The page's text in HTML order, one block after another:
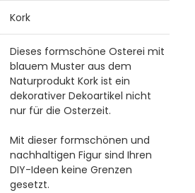
Kork
Dieses formschöne Osterei mit
blauem Muster aus dem
Naturprodukt Kork ist ein
dekorativer Dekoartikel nicht
nur für die Osterzeit.
Mit dieser formschönen und
nachhaltigen Figur sind Ihren
DIY-Ideen keine Grenzen
gesetzt.